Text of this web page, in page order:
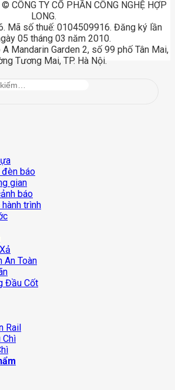
CÔNG TY CỔ PHẦN CÔNG NGHỆ HỢP
LONG.
Mã số thuế: 0104509916. Đăng ký lần
05 tháng 03 năm 2010.
Mandarin Garden 2, số 99 phố Tân Mai,
Tương Mai, TP. Hà Nội.
đèn báo
gian
báo
trình
An Toàn
Đầu Cốt
Rail
Chì